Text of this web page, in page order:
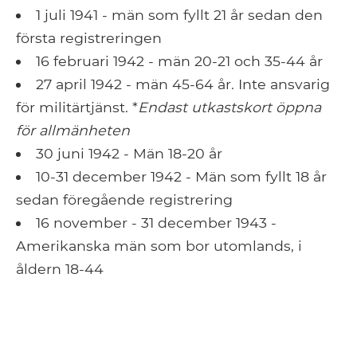
1 juli 1941 - män som fyllt 21 år sedan den
första registreringen
16 februari 1942 - män 20-21 och 35-44 år
27 april 1942 - män 45-64 år. Inte ansvarig
för militärtjänst. *Endast utkastskort öppna
för allmänheten
30 juni 1942 - Män 18-20 år
10-31 december 1942 - Män som fyllt 18 år
sedan föregående registrering
16 november - 31 december 1943 -
Amerikanska män som bor utomlands, i
åldern 18-44